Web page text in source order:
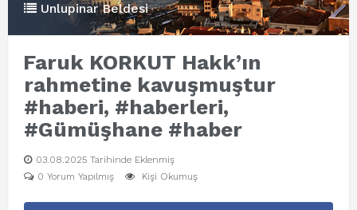
Unlupinar Beldesi
Faruk KORKUT Hakk’ın
rahmetine kavuşmuştur
#haberi, #haberleri,
#Gümüşhane #haber
03.08.2025 Tarihinde Eklenmiş
0 Yorum Yapılmış
Kişi Okumuş